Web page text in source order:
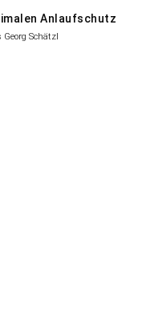
Anlaufschutz
Georg Schätzl